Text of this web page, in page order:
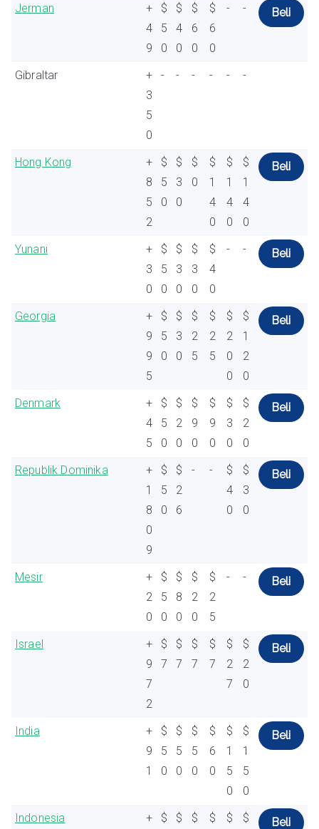
Jerman
+
4
9
$
5
0
$
4
0
$
6
0
$
6
0
- - Beli
Gibraltar
+
3
5
0
- - - - - -
Hong Kong
+
8
5
2
$
5
0
$
3
0
$
0
$
1
4
0
$
1
4
0
$
1
4
0
Beli
Yunani
+
3
0
$
5
0
$
3
0
$
3
0
$
4
0
- - Beli
Georgia
+
9
9
5
$
5
0
$
3
0
$
2
5
$
2
5
$
2
0
0
$
1
2
0
Beli
Denmark
+
4
5
$
5
0
$
2
0
$
9
0
$
9
0
$
3
0
$
2
0
Beli
Republik Dominika
+
1
8
0
9
$
5
0
$
2
6
- -
$
4
0
$
3
0
Beli
Mesir
+
2
0
$
5
0
$
8
0
$
2
0
$
2
5
- - Beli
Israel
+
9
7
2
$
7
$
7
$
7
$
7
$
2
7
$
2
0
Beli
India
+
9
1
$
5
0
$
5
0
$
5
0
$
6
0
$
1
5
0
$
1
5
0
Beli
Indonesia
+
$
$
$
$
$
$
Beli